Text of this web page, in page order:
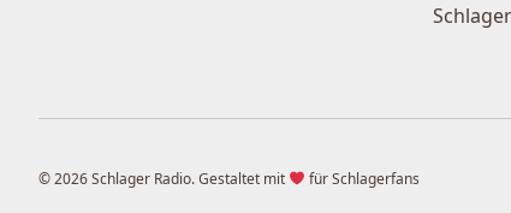
© 2026 Schlager Radio. Gestaltet mit für Schlagerfans